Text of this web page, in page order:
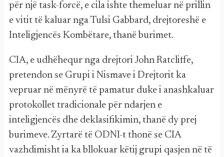
për një task-forcë, e cila ishte themeluar në prillin
e vitit të kaluar nga Tulsi Gabbard, drejtoreshë e
Inteligjencës Kombëtare, thanë burimet.
CIA, e udhëhequr nga drejtori John Ratcliffe,
pretendon se Grupi i Nismave i Drejtorit ka
vepruar në mënyrë të pamatur duke i anashkaluar
protokollet tradicionale për ndarjen e
inteligjencës dhe deklasifikimin, thanë dy prej
burimeve. Zyrtarë të ODNI-t thonë se CIA
vazhdimisht ia ka bllokuar këtij grupi qasjen në të